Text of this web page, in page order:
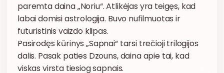
paremta daina „Noriu“. Atlikėjas yra teigęs, kad
labai domisi astrologija. Buvo nufilmuotas ir
futuristinis vaizdo klipas.
Pasirodęs kūrinys „Sapnai“ tarsi trečioji trilogijos
dalis. Pasak paties Dzouns, daina apie tai, kad
viskas virsta tiesiog sapnais.